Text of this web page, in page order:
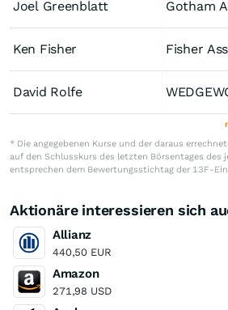
Joel Greenblatt Gotham
Ken Fisher Fisher
David Rolfe
* Die angegebenen Kurse und der daraus
auf den Schlusskurs des letzten Börsentages des
entsprechen dem Bewertungsstichtag der 13F-
Aktionäre interessieren sich
Allianz
440,50 EUR
Amazon
271,98 USD